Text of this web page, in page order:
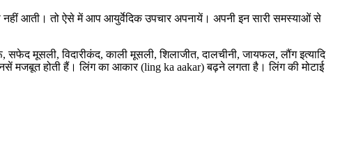
आती। तो ऐसे में आप आयुर्वेदिक उपचार अपनायें। अपनी इन सारी समस्याओं से
मूसली, विदारीकंद, काली मूसली, शिलाजीत, दालचीनी, जायफल, लौंग इत्यादि
मजबूत होती हैं। लिंग का आकार (ling ka aakar) बढ़ने लगता है। लिंग की मोटाई